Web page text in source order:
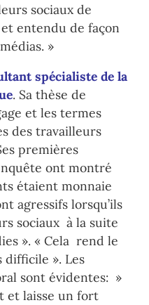
sociaux de
entendu de façon
»
spécialiste de la
. Sa thèse de
et les termes
des travailleurs
premières
ont montré
étaient monnaie
agressifs lorsqu’ils
sociaux à la suite
». « Cela rend le
difficile ». Les
sont évidentes: »
et laisse un fort